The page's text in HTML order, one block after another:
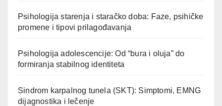
Psihologija starenja i staračko doba: Faze, psihičke
promene i tipovi prilagođavanja
Psihologija adolescencije: Od “bura i oluja” do
formiranja stabilnog identiteta
Sindrom karpalnog tunela (SKT): Simptomi, EMNG
dijagnostika i lečenje